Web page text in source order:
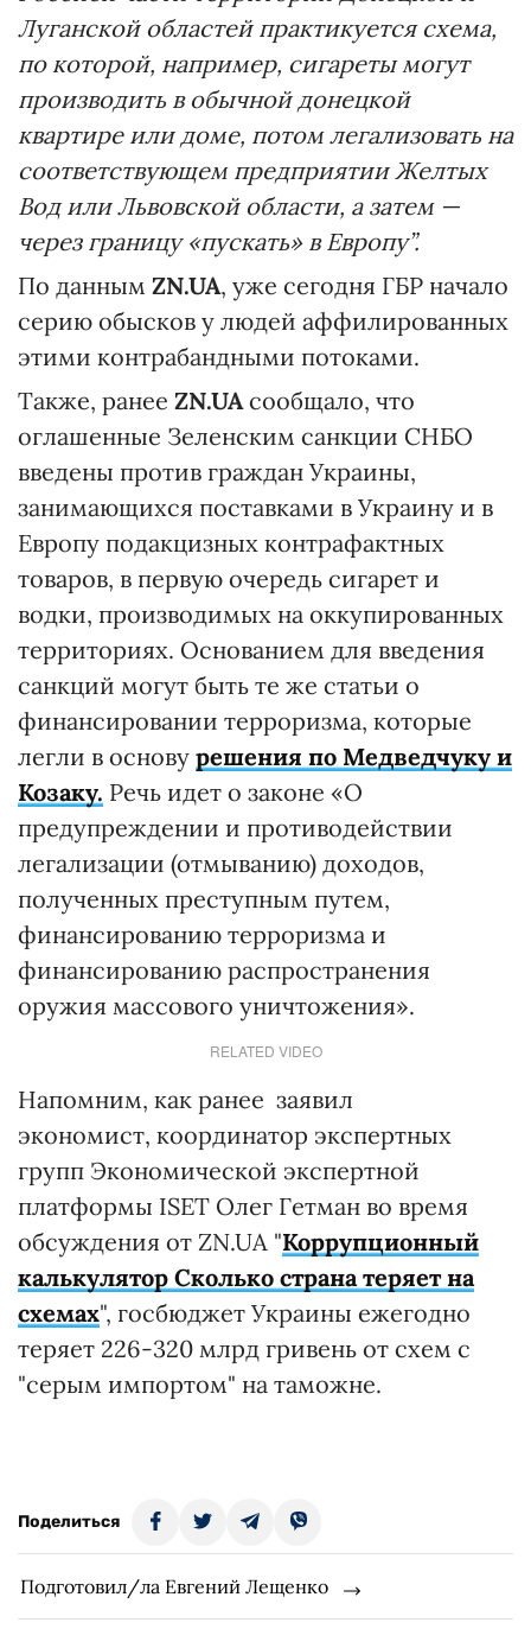
Луганской областей практикуется схема,
по которой, например, сигареты могут
производить в обычной донецкой
квартире или доме, потом легализовать на
соответствующем предприятии Желтых
Вод или Львовской области, а затем —
через границу «пускать» в Европу”.
По данным ZN.UA, уже сегодня ГБР начало
серию обысков у людей аффилированных
этими контрабандными потоками.
Также, ранее ZN.UAсообщало, что
оглашенные Зеленским санкции СНБО
введены против граждан Украины,
занимающихся поставками в Украину и в
Европу подакцизных контрафактных
товаров, в первую очередь сигарет и
водки, производимых на оккупированных
территориях. Основанием для введения
санкций могут быть те же статьи о
финансировании терроризма, которые
легли в основу решения по Медведчуку и
Козаку. Речь идет о законе «О
предупреждении и противодействии
легализации (отмыванию) доходов,
полученных преступным путем,
финансированию терроризма и
финансированию распространения
оружия массового уничтожения».
RELATED VIDEO
Напомним, как ранее заявил
экономист, координатор экспертных
групп Экономической экспертной
платформы ISET Олег Гетман во время
обсуждения от ZN.UA "Коррупционный
калькулятор Сколько страна теряет на
схемах", госбюджет Украины ежегодно
теряет 226-320 млрд гривень от схем с
"серым импортом" на таможне.
Поделиться
Подготовил/ла Евгений Лещенко